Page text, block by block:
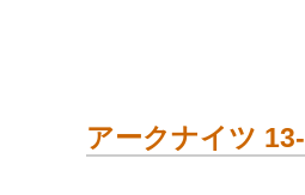
アークナイツ